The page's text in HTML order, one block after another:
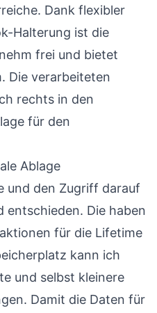
Dank flexibler
Halterung ist die
frei und bietet
Die verarbeiteten
rechts in den
für den
Ablage
und den Zugriff darauf
entschieden. Die haben
für die Lifetime
kann ich
und selbst kleinere
Damit die Daten für